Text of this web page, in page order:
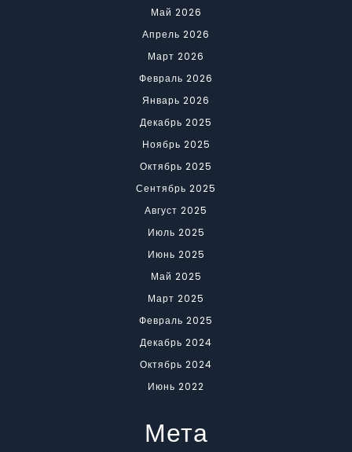
Май 2026
Апрель 2026
Март 2026
Февраль 2026
Январь 2026
Декабрь 2025
Ноябрь 2025
Октябрь 2025
Сентябрь 2025
Август 2025
Июль 2025
Июнь 2025
Май 2025
Март 2025
Февраль 2025
Декабрь 2024
Октябрь 2024
Июнь 2022
Мета